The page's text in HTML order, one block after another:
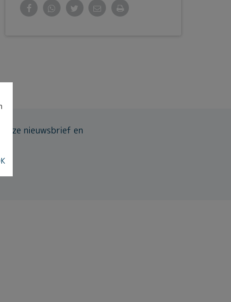
nieuwsbrief en